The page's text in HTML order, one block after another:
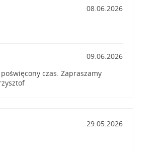
08.06.2026
09.06.2026
czas. Zapraszamy
29.05.2026